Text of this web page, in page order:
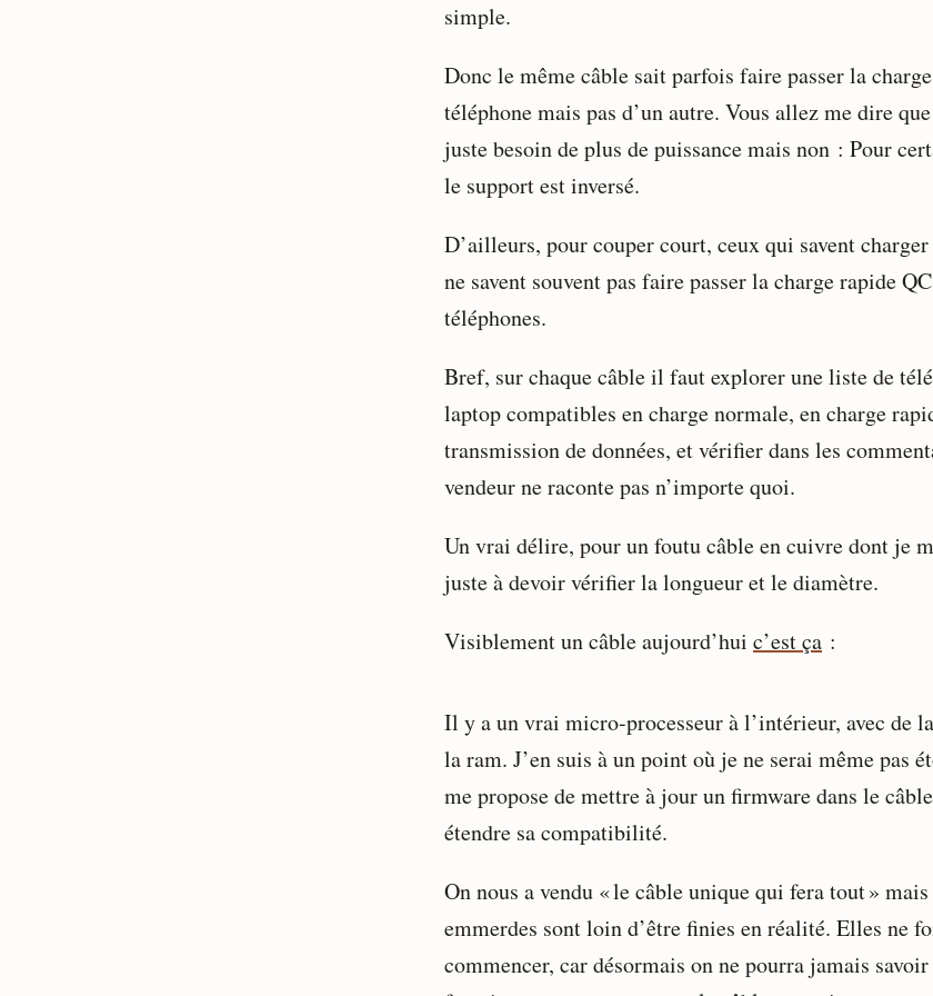
simple.
Donc le même câble sait parfois faire passer la
téléphone mais pas d’un autre. Vous allez me dire
juste besoin de plus de puissance mais non : Pour
le support est inversé.
D’ailleurs, pour couper court, ceux qui savent
ne savent souvent pas faire passer la charge rapide
téléphones.
Bref, sur chaque câble il faut explorer une liste de
laptop compatibles en charge normale, en charge
transmission de données, et vérifier dans les
vendeur ne raconte pas n’importe quoi.
Un vrai délire, pour un foutu câble en cuivre dont je
juste à devoir vérifier la longueur et le diamètre.
Visiblement un câble aujourd’hui c’est ça :
Il y a un vrai micro-processeur à l’intérieur, avec de
la ram. J’en suis à un point où je ne serai même pas
me propose de mettre à jour un firmware dans le
étendre sa compatibilité.
On nous a vendu « le câble unique qui fera tout »
emmerdes sont loin d’être finies en réalité. Elles ne
commencer, car désormais on ne pourra jamais